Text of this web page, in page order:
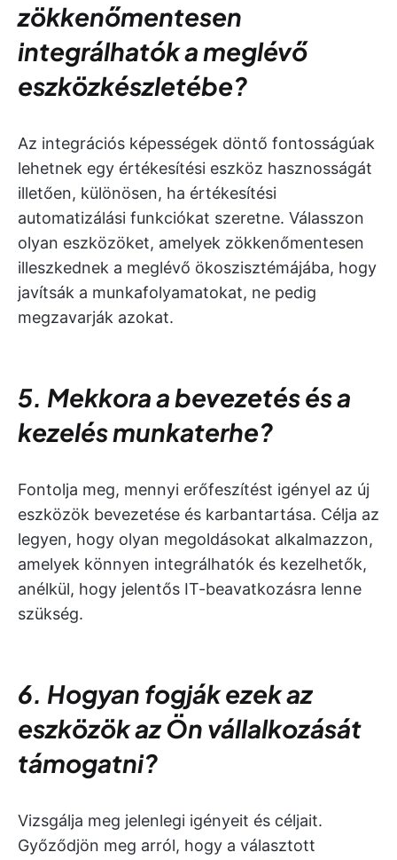
zökkenőmentesen
integrálhatók a meglévő
eszközkészletébe?
Az integrációs képességek döntő fontosságúak
lehetnek egy értékesítési eszköz hasznosságát
illetően, különösen, ha értékesítési
automatizálási funkciókat szeretne. Válasszon
olyan eszközöket, amelyek zökkenőmentesen
illeszkednek a meglévő ökoszisztémájába, hogy
javítsák a munkafolyamatokat, ne pedig
megzavarják azokat.
5. Mekkora a bevezetés és a
kezelés munkaterhe?
Fontolja meg, mennyi erőfeszítést igényel az új
eszközök bevezetése és karbantartása. Célja az
legyen, hogy olyan megoldásokat alkalmazzon,
amelyek könnyen integrálhatók és kezelhetők,
anélkül, hogy jelentős IT-beavatkozásra lenne
szükség.
6. Hogyan fogják ezek az
eszközök az Ön vállalkozását
támogatni?
Vizsgálja meg jelenlegi igényeit és céljait.
Győződjön meg arról, hogy a választott